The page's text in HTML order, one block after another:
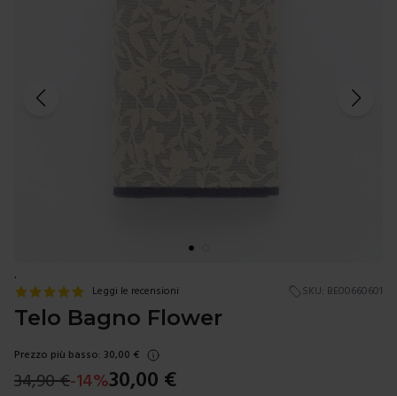
.
Leggi le recensioni SKU: BE00660601
Telo Bagno Flower
Prezzo più basso: 30,00 €
34,90€-14%30,00 €